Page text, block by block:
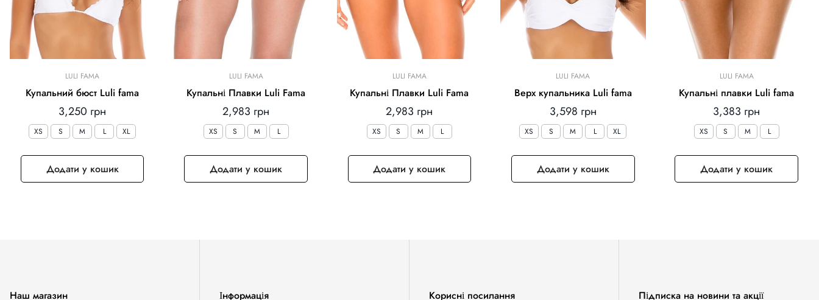
LULI FAMA
Купальний бюст Luli fama
Звичайна
ціна
3,250 грн
XS S M L XL
Додати у кошик
LULI FAMA
Купальні Плавки Luli Fama
Звичайна
ціна
2,983 грн
XS S M L
Додати у кошик
LULI FAMA
Купальні Плавки Luli Fama
Звичайна
ціна
2,983 грн
XS S M L
Додати у кошик
LULI FAMA
Верх купальника Luli fama
Звичайна
ціна
3,598 грн
XS S M L XL
Додати у кошик
LULI FAMA
Купальні плавки Luli fama
Звичайна
ціна
3,383 грн
XS S M L
Додати у кошик
Наш магазин Інформація Корисні посилання Підписка на новини та акції